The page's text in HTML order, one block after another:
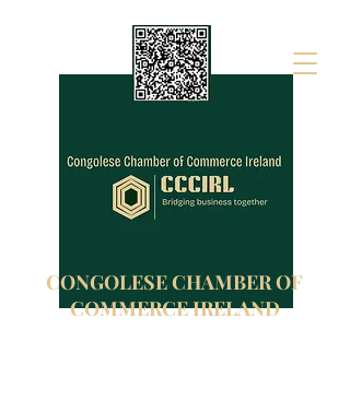
CONGOLESE CHAMBER OF
COMMERCE IRELAND